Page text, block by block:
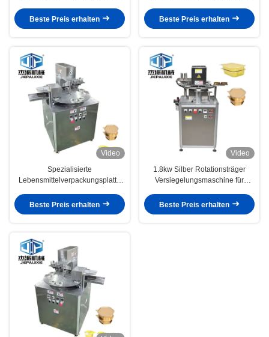
und Dicksalzbehälter
Beste Preis erhalten
Snacks Kunststoffspeisen
Beste Preis erhalten
Video
Spezialisierte
Lebensmittelverpackungsplatte
Cup Käse-Platte
Beste Preis erhalten
Video
1.8kw Silber Rotationsträger
Versiegelungsmaschine für
Lebensmittelverpackungen
Beste Preis erhalten